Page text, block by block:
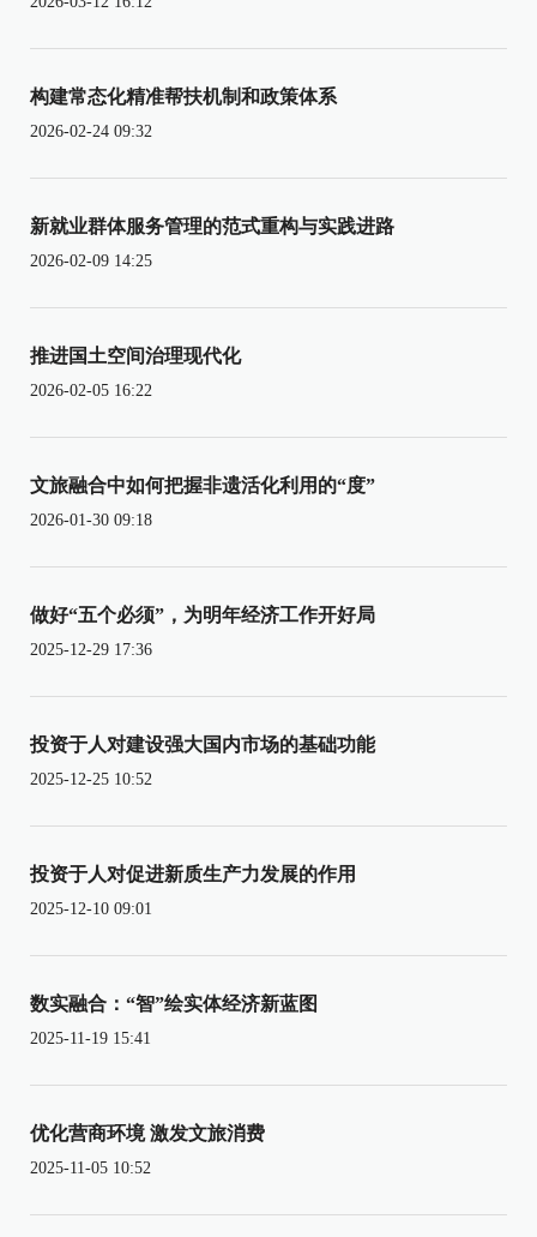
构建常态化精准帮扶机制和政策体系
2026-02-24 09:32
新就业群体服务管理的范式重构与实践进路
2026-02-09 14:25
推进国土空间治理现代化
2026-02-05 16:22
文旅融合中如何把握非遗活化利用的“度”
2026-01-30 09:18
做好“五个必须”，为明年经济工作开好局
2025-12-29 17:36
投资于人对建设强大国内市场的基础功能
2025-12-25 10:52
投资于人对促进新质生产力发展的作用
2025-12-10 09:01
数实融合：“智”绘实体经济新蓝图
2025-11-19 15:41
优化营商环境 激发文旅消费
2025-11-05 10:52